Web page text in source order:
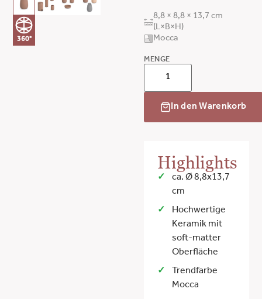
360°
8,8 × 8,8 × 13,7 cm
(L×B×H)
Mocca
MENGE
In den Warenkorb
Highlights
ca. Ø 8,8x13,7
cm
Hochwertige
Keramik mit
soft-matter
Oberfläche
Trendfarbe
Mocca